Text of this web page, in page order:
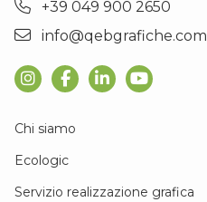
+39 049 900 2650
info@qebgrafiche.com
Chi siamo
Ecologic
Servizio realizzazione grafica